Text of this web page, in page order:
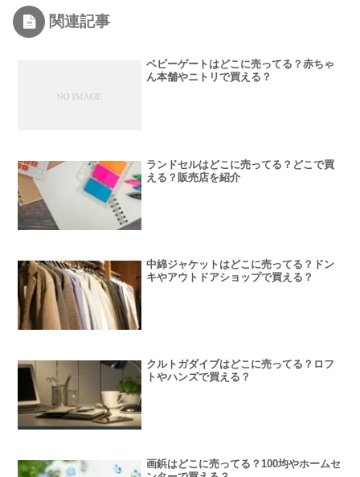
関連記事
ベビーゲートはどこに売ってる？赤ちゃ
ん本舗やニトリで買える？
ランドセルはどこに売ってる？どこで買
える？販売店を紹介
中綿ジャケットはどこに売ってる？ドン
キやアウトドアショップで買える？
クルトガダイブはどこに売ってる？ロフ
トやハンズで買える？
画鋲はどこに売ってる？100均やホームセ